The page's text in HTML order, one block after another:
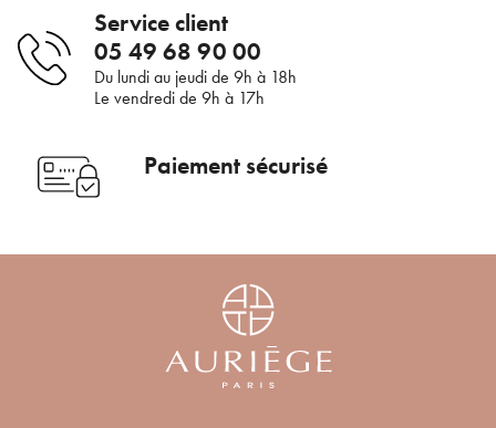
Voulez-vous vraiment supprimer le produit suivant du
panier ?
Service client
05 49 68 90 00
Du lundi au jeudi de 9h à 18h
Le vendredi de 9h à 17h
Paiement sécurisé
bénéficier de nos conseils de saison, inscrivez-
vous à notre Newsletter.
JE M’INSCRIS